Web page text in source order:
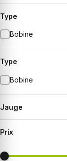
Type
Bobine
Type
Bobine
Jauge
Prix